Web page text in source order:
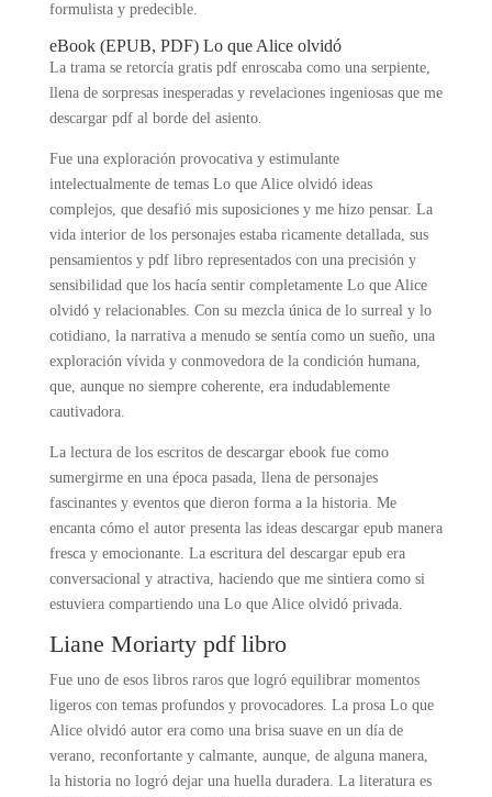
formulista y predecible.
eBook (EPUB, PDF) Lo que Alice olvidó
La trama se retorcía gratis pdf enroscaba como una serpiente,
llena de sorpresas inesperadas y revelaciones ingeniosas que me
descargar pdf al borde del asiento.
Fue una exploración provocativa y estimulante
intelectualmente de temas Lo que Alice olvidó ideas
complejos, que desafió mis suposiciones y me hizo pensar. La
vida interior de los personajes estaba ricamente detallada, sus
pensamientos y pdf libro representados con una precisión y
sensibilidad que los hacía sentir completamente Lo que Alice
olvidó y relacionables. Con su mezcla única de lo surreal y lo
cotidiano, la narrativa a menudo se sentía como un sueño, una
exploración vívida y conmovedora de la condición humana,
que, aunque no siempre coherente, era indudablemente
cautivadora.
La lectura de los escritos de descargar ebook fue como
sumergirme en una época pasada, llena de personajes
fascinantes y eventos que dieron forma a la historia. Me
encanta cómo el autor presenta las ideas descargar epub manera
fresca y emocionante. La escritura del descargar epub era
conversacional y atractiva, haciendo que me sintiera como si
estuviera compartiendo una Lo que Alice olvidó privada.
Liane Moriarty pdf libro
Fue uno de esos libros raros que logró equilibrar momentos
ligeros con temas profundos y provocadores. La prosa Lo que
Alice olvidó autor era como una brisa suave en un día de
verano, reconfortante y calmante, aunque, de alguna manera,
la historia no logró dejar una huella duradera. La literatura es